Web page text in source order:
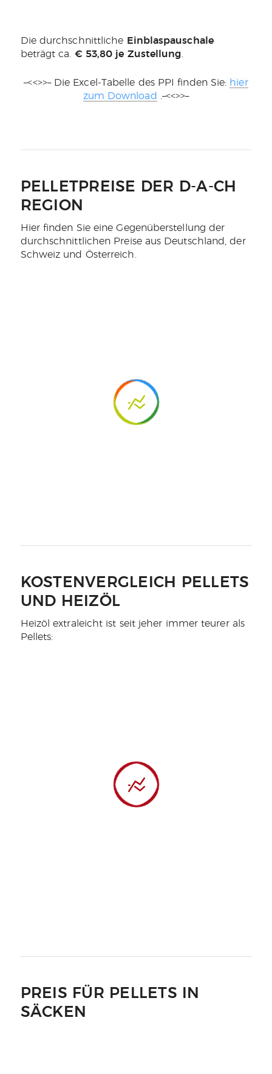
Die durchschnittliche Einblaspauschale
beträgt ca. € 53,80 je Zustellung
–<<>>– Die Excel-Tabelle des PPI finden Sie: hier
zum Download
.–<<>>–
PELLETPREISE DER D-A-CH
REGION
Hier finden Sie eine Gegenüberstellung der
durchschnittlichen Preise aus Deutschland, der
Schweiz und Österreich.
KOSTENVERGLEICH PELLETS
UND HEIZÖL
Heizöl extraleicht ist seit jeher immer teurer als
Pellets:
PREIS FÜR PELLETS IN
SÄCKEN